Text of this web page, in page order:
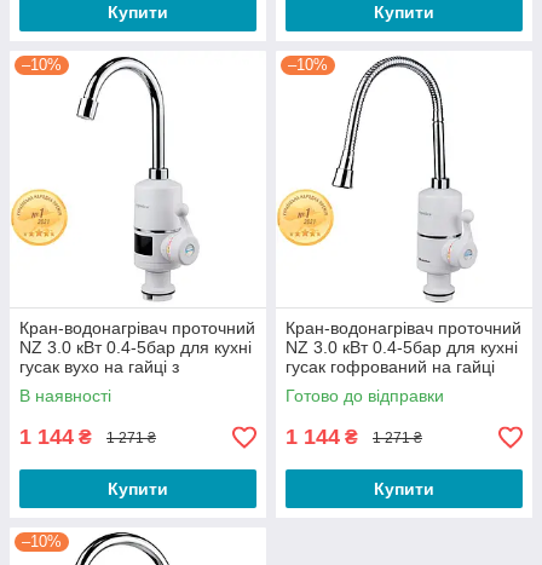
Купити Купити
–10%
Кран-водонагрівач проточний
NZ 3.0 кВт 0.4-5бар для кухні
гусак вухо на гайці з
дисплеєм AQUATICA (NZ-
6B142W)
В наявності
1 144 ₴ 1 271 ₴
Купити
–10%
Кран-водонагрівач проточний
NZ 3.0 кВт 0.4-5бар для кухні
гусак гофрований на гайці
AQUATICA (NZ-6B312W)
Готово до відправки
1 144 ₴ 1 271 ₴
Купити
–10%